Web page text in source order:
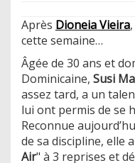
Après Dioneia Vieira
cette semaine…
Âgée de 30 ans et
Dominicaine, Susi
assez tard, a un
lui ont permis de se
Reconnue
de sa discipline, elle
Air" à 3 reprises et